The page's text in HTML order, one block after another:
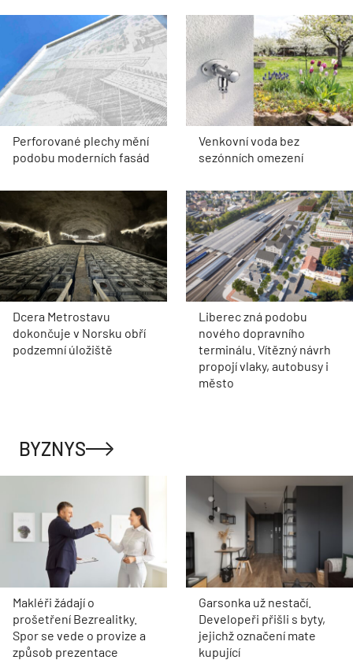
Perforované plechy mění
podobu moderních fasád
Venkovní voda bez
sezónních omezení
Dcera Metrostavu
dokončuje v Norsku obří
podzemní úložiště
Liberec zná podobu
nového dopravního
terminálu. Vítězný návrh
propojí vlaky, autobusy i
město
BYZNYS
Makléři žádají o
prošetření Bezrealitky.
Spor se vede o provize a
způsob prezentace
Garsonka už nestačí.
Developeři přišli s byty,
jejichž označení mate
kupující